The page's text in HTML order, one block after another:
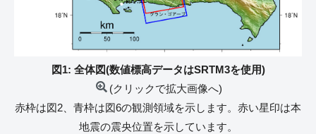
図1: 全体図(数値標高データはSRTM3を使用)
(クリックで拡大画像へ)
赤枠は図2、青枠は図6の観測領域を示します。赤い星印は本
地震の震央位置を示しています。